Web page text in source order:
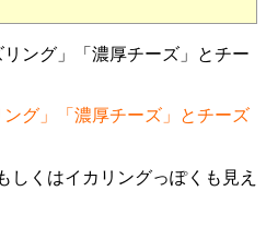
ング」「濃厚チーズ」とチーズ